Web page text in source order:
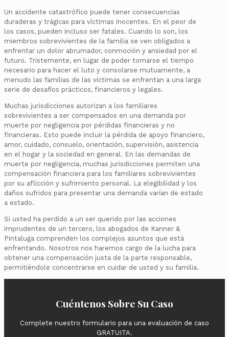
Un accidente catastrófico puede tener consecuencias
duraderas y trágicas para víctimas inocentes. En el peor de
los casos, pueden incluso ser fatales. Cuando lo son, los
miembros sobrevivientes de la familia se ven obligados a
enfrentar un dolor abrumador, conmoción y ansiedad por el
futuro. Tristemente, en lugar de poder tomarse el tiempo
necesario para hacer el luto y consolarse mutuamente, a
menudo las familias de las víctimas se enfrentan a una larga
serie de desafíos prácticos, financieros y legales.
Muchas jurisdicciones autorizan a los familiares
sobrevivientes a ser compensados en una demanda por
muerte por negligencia por pérdidas financieras y no
financieras. Esto puede incluir la pérdida de apoyo financiero,
amor, cuidado, consuelo, orientación, supervisión, asistencia
en el hogar y la sociedad en general. En las demandas de
muerte por negligencia, muchas jurisdicciones permiten una
compensación financiera para los familiares sobrevivientes
por su aflicción y sufrimiento personal. La elegibilidad y los
daños sufridos para presentar una demanda varían de estado
a estado.
Si usted ha perdido a un ser querido por las acciones
imprudentes de un tercero, los abogados de Kanner &
Pintaluga comprenden los complejos asuntos que está
enfrentando. Nosotros nos haremos cargo de la lucha para
obtener una compensación justa de la parte responsable,
permitiéndole concentrarse en cuidar de usted y su familia.
Cuéntenos Sobre Su Caso
Complete nuestro formulario para una evaluación de caso
GRATUITA.